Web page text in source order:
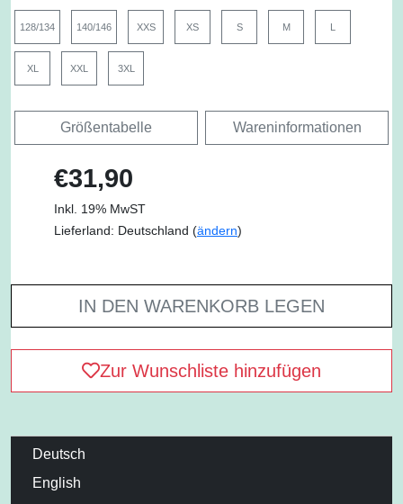
128/134 140/146 XXS XS S M L
XL XXL 3XL
Größentabelle Wareninformationen
€31,90
Inkl. 19% MwST
Lieferland: Deutschland (ändern)
IN DEN WARENKORB LEGEN
Zur Wunschliste hinzufügen
Deutsch
English